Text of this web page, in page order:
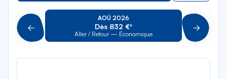
Précédent
AOÛ 2026
Dès 832 €*
Aller / Retour — Économique Suivant